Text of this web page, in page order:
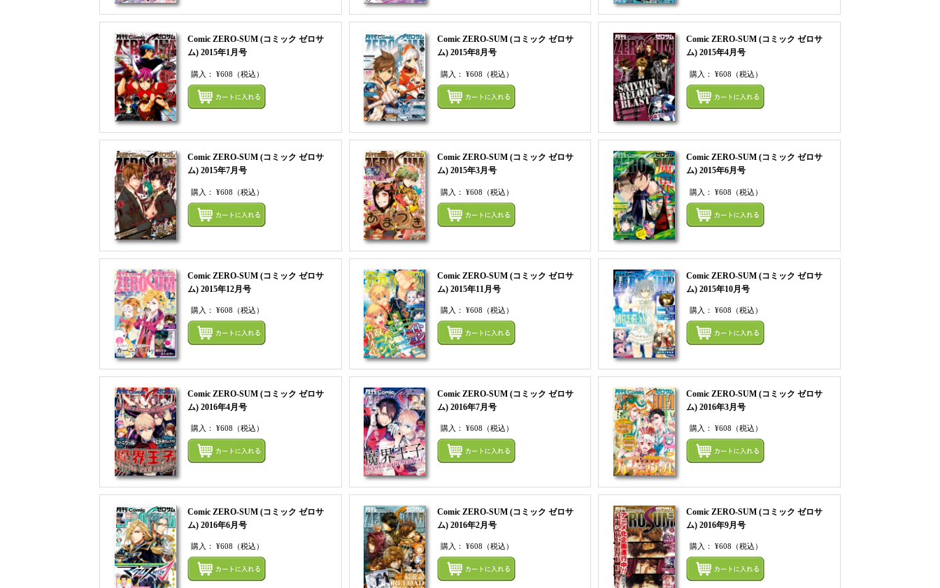
Comic ZERO-SUM (コミック ゼロサ
ム) 2015年1月号
購入： ¥608 （税込）
まとめてカートにいれる
Comic ZERO-SUM (コミック ゼロサ
ム) 2015年8月号
購入： ¥608 （税込）
まとめてカートにいれる
Comic ZERO-SUM (コミック ゼロサ
ム) 2015年4月号
購入：¥608 （税込）
Comic ZERO-SUM (コミック ゼロサ
ム) 2015年7月号
購入： ¥608 （税込）
まとめてカートにいれる
Comic ZERO-SUM (コミック ゼロサ
ム) 2015年3月号
購入： ¥608 （税込）
まとめてカートにいれる
Comic ZERO-SUM (コミック ゼロサ
ム) 2015年6月号
購入：¥608 （税込）
Comic ZERO-SUM (コミック ゼロサ
ム) 2015年12月号
購入： ¥608 （税込）
まとめてカートにいれる
Comic ZERO-SUM (コミック ゼロサ
ム) 2015年11月号
購入： ¥608 （税込）
まとめてカートにいれる
Comic ZERO-SUM (コミック ゼロサ
ム) 2015年10月号
購入：¥608 （税込）
Comic ZERO-SUM (コミック ゼロサ
ム) 2016年4月号
購入： ¥608 （税込）
まとめてカートにいれる
Comic ZERO-SUM (コミック ゼロサ
ム) 2016年7月号
購入： ¥608 （税込）
まとめてカートにいれる
Comic ZERO-SUM (コミック ゼロサ
ム) 2016年3月号
購入：¥608 （税込）
Comic ZERO-SUM (コミック ゼロサ
ム) 2016年6月号
購入： ¥608 （税込）
まとめてカートにいれる
Comic ZERO-SUM (コミック ゼロサ
ム) 2016年2月号
購入： ¥608 （税込）
まとめてカートにいれる
Comic ZERO-SUM (コミック ゼロサ
ム) 2016年9月号
購入：¥608 （税込）